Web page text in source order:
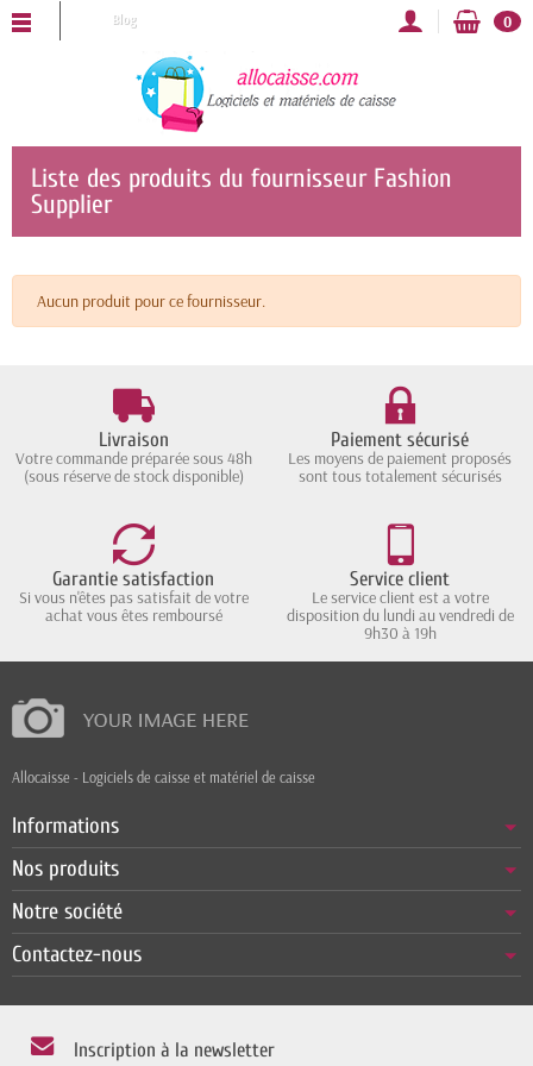
Blog 0
ALLOCAISSE vous souhaite une bonne année 2025 !
Liste des produits du fournisseur Fashion
Supplier
Aucun produit pour ce fournisseur.
Livraison
Votre commande préparée sous 48h
(sous réserve de stock disponible)
Paiement sécurisé
Les moyens de paiement proposés
sont tous totalement sécurisés
Garantie satisfaction
Si vous n'êtes pas satisfait de votre
achat vous êtes remboursé
Service client
Le service client est a votre
disposition du lundi au vendredi de
9h30 à 19h
Allocaisse - Logiciels de caisse et matériel de caisse
Informations
Nos produits
Notre société
Contactez-nous
Inscription à la newsletter